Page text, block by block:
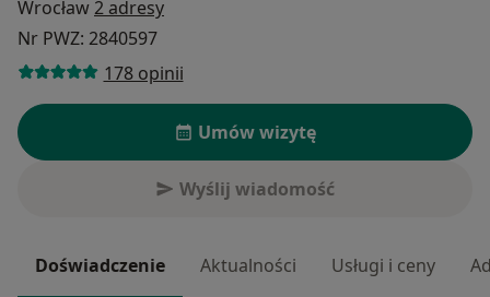
Wrocław2 adresy
Nr PWZ: 2840597
178 opinii
Umów wizytę
Wyślij wiadomość
Doświadczenie Aktualności Usługi i ceny